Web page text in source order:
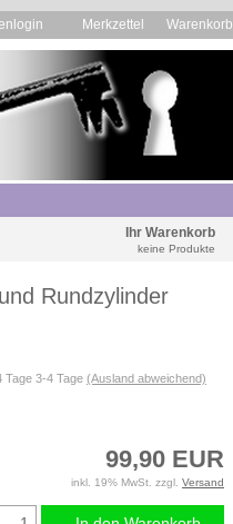
Merkzettel Warenkorb
Ihr Warenkorb
keine Produkte
Rundzylinder
3-4 Tage (Ausland abweichend)
99,90 EUR
inkl. 19% MwSt. zzgl. Versand